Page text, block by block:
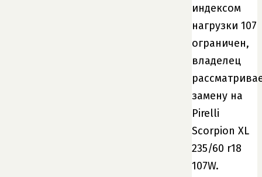
индексом
нагрузки 107
ограничен,
владелец
замену на
Pirelli
Scorpion XL
235/60 r18
107W.